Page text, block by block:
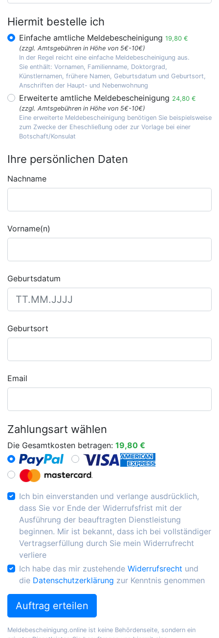
Hiermit bestelle ich
Einfache amtliche Meldebescheinigung 19,80 €
(zzgl. Amtsgebühren in Höhe von 5€-10€)
In der Regel reicht eine einfache Meldebescheinigung aus.
Sie enthält: Vornamen, Familienname, Doktorgrad,
Künstlernamen, frühere Namen, Geburtsdatum und Geburtsort,
Anschriften der Haupt- und Nebenwohnung
Erweiterte amtliche Meldebescheinigung 24,80 €
(zzgl. Amtsgebühren in Höhe von 5€-10€)
Eine erweiterte Meldebescheinigung benötigen Sie beispielsweise
zum Zwecke der Eheschließung oder zur Vorlage bei einer
Botschaft/Konsulat
Ihre persönlichen Daten
Nachname
Vorname(n)
Geburtsdatum
Geburtsort
Email
Zahlungsart wählen
Die Gesamtkosten betragen: 19,80 €
Ich bin einverstanden und verlange ausdrücklich,
dass Sie vor Ende der Widerrufsfrist mit der
Ausführung der beauftragten Dienstleistung
beginnen. Mir ist bekannt, dass ich bei vollständiger
Vertragserfüllung durch Sie mein Widerrufrecht
verliere
Ich habe das mir zustehende Widerrufsrecht und
die Datenschutzerklärung zur Kenntnis genommen
Auftrag erteilen
Meldebescheinigung.online ist keine Behördenseite, sondern ein